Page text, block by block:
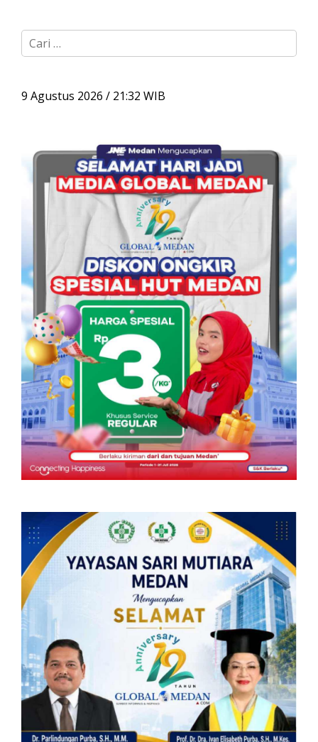
C
a
u
9 Agustus 2026 / 21:32 WIB